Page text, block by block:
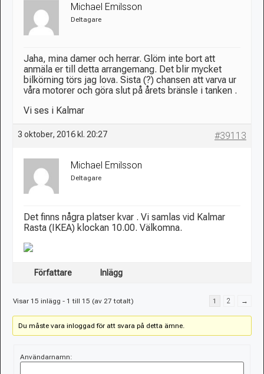
Michael Emilsson
Deltagare
Jaha, mina damer och herrar. Glöm inte bort att
anmäla er till detta arrangemang. Det blir mycket
bilkörning törs jag lova. Sista (?) chansen att varva ur
våra motorer och göra slut på årets bränsle i tanken .
Vi ses i Kalmar
3 oktober, 2016 kl. 20:27 #39113
Michael Emilsson
Deltagare
Det finns några platser kvar . Vi samlas vid Kalmar
Rasta (IKEA) klockan 10.00. Välkomna.
Författare Inlägg
Visar 15 inlägg - 1 till 15 (av 27 totalt) 1 2 →
Du måste vara inloggad för att svara på detta ämne.
Användarnamn: